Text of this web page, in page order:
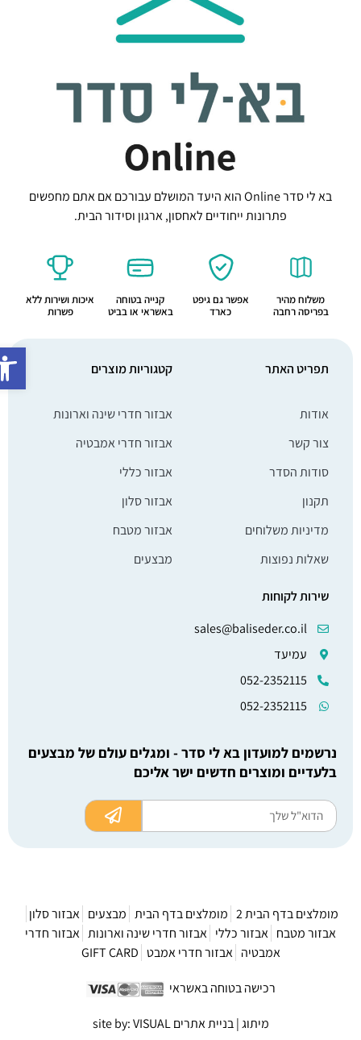
פתח
בא לי סדר Online הוא היעד המושלם עבורכם אם אתם מחפשים
פתרונות ייחודיים לאחסון, ארגון וסידור הבית.
משלוח מהיר
בפריסה רחבה
אפשר גם גיפט
כארד
קנייה בטוחה
באשראי או בביט
איכות ושירות ללא
פשרות
תפריט האתר
אודות
צור קשר
סודות הסדר
תקנון
מדיניות משלוחים
שאלות נפוצות
קטגוריות מוצרים
אבזור חדרי שינה וארונות
אבזור חדרי אמבטיה
אבזור כללי
אבזור סלון
אבזור מטבח
מבצעים
שירות לקוחות
sales@baliseder.co.il
עמיעד
052-2352115
052-2352115
נרשמים למועדון בא לי סדר - ומגלים עולם של מבצעים
בלעדיים ומוצרים חדשים ישר אליכם
מומלצים בדף הבית 2 מומלצים בדף הבית מבצעים
אבזור סלון
אבזור מטבח
אבזור כללי אבזור חדרי שינה וארונות
אבזור חדרי
אמבטיה
אבזור חדרי אמבט GIFT CARD
רכישה בטוחה באשראי
מיתוג | בניית אתרים site by: VISUAL